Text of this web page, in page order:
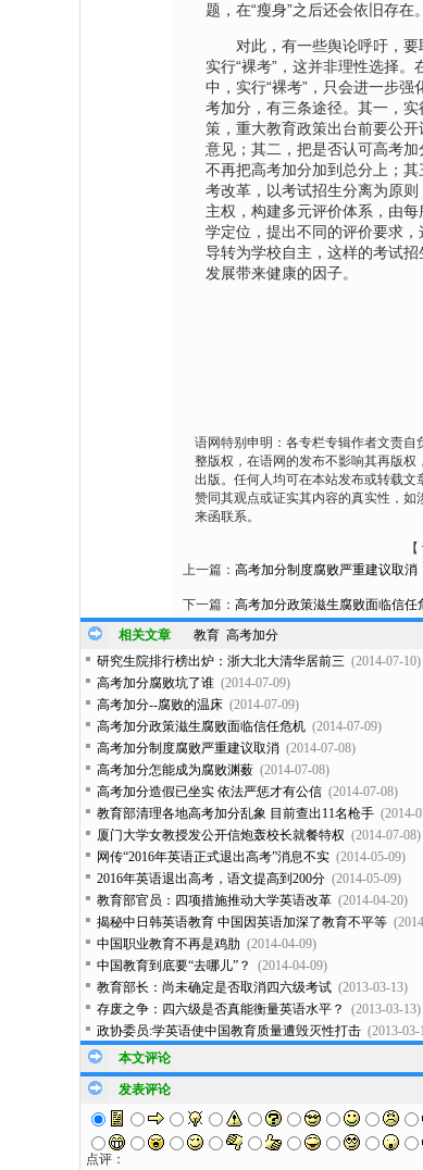
题，在“瘦身”之后还会依旧存在。
对此，有一些舆论呼吁，要
实行“裸考”，这并非理性选择
中，实行“裸考”，只会进一步强
考加分，有三条途径。其一，
策，重大教育政策出台前要公
意见；其二，把是否认可高考加
不再把高考加分加到总分上；
考改革，以考试招生分离为原
主权，构建多元评价体系，由
学定位，提出不同的评价要求
导转为学校自主，这样的考试
发展带来健康的因子。
语网特别申明：各专栏专辑作者文责自
整版权，在语网的发布不影响其再版权
出版。任何人均可在本站发布或转载文
赞同其观点或证实其内容的真实性，如
来函联系。
【
上一篇： 高考加分制度腐败严重建议取消
下一篇： 高考加分政策滋生腐败面临信任
相关文章
教育 高考加分
研究生院排行榜出炉：浙大北大清华居前三 (2014-07-10)
高考加分腐败坑了谁 (2014-07-09)
高考加分--腐败的温床 (2014-07-09)
高考加分政策滋生腐败面临信任危机 (2014-07-09)
高考加分制度腐败严重建议取消 (2014-07-08)
高考加分怎能成为腐败渊薮 (2014-07-08)
高考加分造假已坐实 依法严惩才有公信 (2014-07-08)
教育部清理各地高考加分乱象 目前查出11名枪手 (2014-
厦门大学女教授发公开信炮轰校长就餐特权 (2014-07-08)
网传“2016年英语正式退出高考”消息不实 (2014-05-09)
2016年英语退出高考，语文提高到200分 (2014-05-09)
教育部官员：四项措施推动大学英语改革 (2014-04-20)
揭秘中日韩英语教育 中国因英语加深了教育不平等
中国职业教育不再是鸡肋 (2014-04-09)
中国教育到底要“去哪儿”？
(2014-04-09)
教育部长：尚未确定是否取消四六级考试 (2013-03-13)
存废之争：四六级是否真能衡量英语水平？
(2013-03-13)
政协委员:学英语使中国教育质量遭毁灭性打击 (2013-03-
本文评论
发表评论
点评：